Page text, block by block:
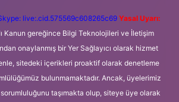
live:.cid.575569c608265c69 Yasal Uyarı:
Kanun gereğince Bilgi Teknolojileri ve İletişim
onaylanmış bir Yer Sağlayıcı olarak hizmet
sitedeki içerikleri proaktif olarak denetleme
bulunmamaktadır. Ancak, üyelerimiz
taşımakta olup, siteye üye olarak